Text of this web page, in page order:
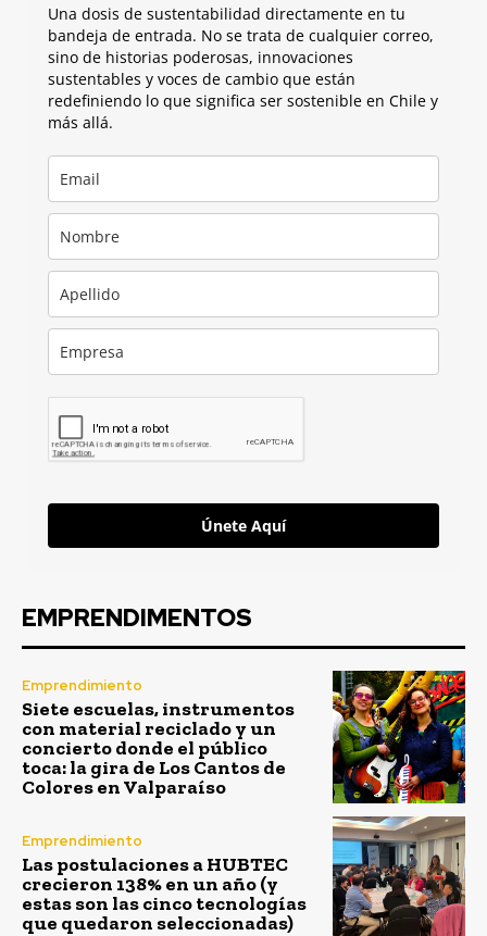
Una dosis de sustentabilidad directamente en tu
bandeja de entrada. No se trata de cualquier correo,
sino de historias poderosas, innovaciones
sustentables y voces de cambio que están
redefiniendo lo que significa ser sostenible en Chile y
más allá.
Únete Aquí
EMPRENDIMENTOS
Emprendimiento
Siete escuelas, instrumentos
con material reciclado y un
concierto donde el público
toca: la gira de Los Cantos de
Colores en Valparaíso
Emprendimiento
Las postulaciones a HUBTEC
crecieron 138% en un año (y
estas son las cinco tecnologías
que quedaron seleccionadas)